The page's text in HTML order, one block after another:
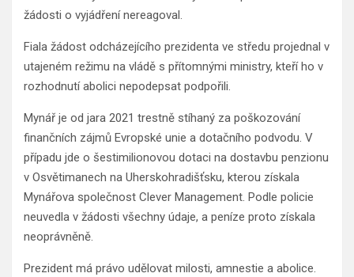
žádosti o vyjádření nereagoval.
Fiala žádost odcházejícího prezidenta ve středu projednal v
utajeném režimu na vládě s přítomnými ministry, kteří ho v
rozhodnutí abolici nepodepsat podpořili.
Mynář je od jara 2021 trestně stíhaný za poškozování
finančních zájmů Evropské unie a dotačního podvodu. V
případu jde o šestimilionovou dotaci na dostavbu penzionu
v Osvětimanech na Uherskohradišťsku, kterou získala
Mynářova společnost Clever Management. Podle policie
neuvedla v žádosti všechny údaje, a peníze proto získala
neoprávněně.
Prezident má právo udělovat milosti, amnestie a abolice.